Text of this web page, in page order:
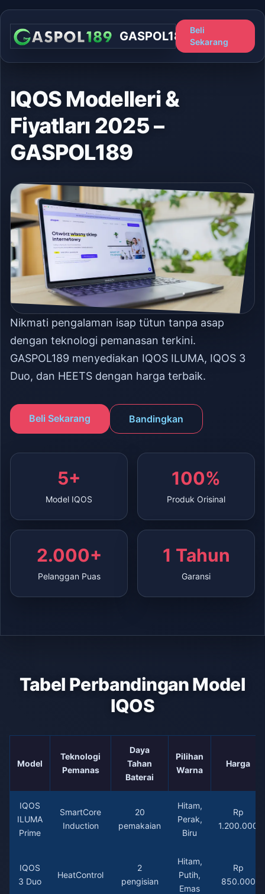
GASPOL189
Beli
Sekarang
IQOS Modelleri &
Fiyatları 2025 –
GASPOL189
Nikmati pengalaman isap tütun tanpa asap
dengan teknologi pemanasan terkini.
GASPOL189 menyediakan IQOS ILUMA, IQOS 3
Duo, dan HEETS dengan harga terbaik.
Beli Sekarang Bandingkan
5+
Model IQOS
100%
Produk Orisinal
2.000+
Pelanggan Puas
1 Tahun
Garansi
Tabel Perbandingan Model
IQOS
Model
Teknologi
Pemanas
Daya
Tahan
Baterai
Pilihan
Warna
Harga
IQOS
ILUMA
Prime
SmartCore
Induction
20
pemakaian
Hitam,
Perak,
Biru
Rp
1.200.000
IQOS
3 Duo
HeatControl
2
pengisian
Hitam,
Putih,
Emas
Rp
850.000